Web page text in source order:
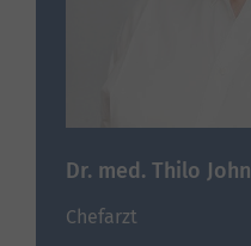
Dr. med. Thilo John
Chefarzt